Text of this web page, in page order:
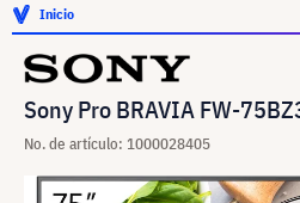
Inicio
Sony Pro BRAVIA FW-
No. de artículo: 1000028405